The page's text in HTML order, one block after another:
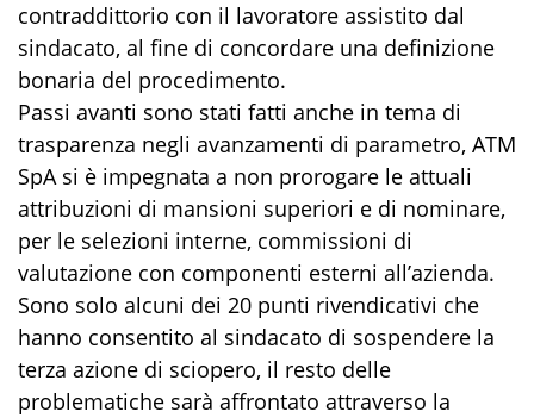
contraddittorio con il lavoratore assistito dal
sindacato, al fine di concordare una definizione
bonaria del procedimento.
Passi avanti sono stati fatti anche in tema di
trasparenza negli avanzamenti di parametro, ATM
SpA si è impegnata a non prorogare le attuali
attribuzioni di mansioni superiori e di nominare,
per le selezioni interne, commissioni di
valutazione con componenti esterni all’azienda.
Sono solo alcuni dei 20 punti rivendicativi che
hanno consentito al sindacato di sospendere la
terza azione di sciopero, il resto delle
problematiche sarà affrontato attraverso la